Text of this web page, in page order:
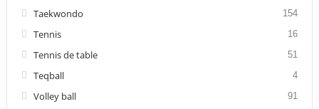
Taekwondo 154
Tennis 16
Tennis de table 51
Teqball 4
Volley ball 91